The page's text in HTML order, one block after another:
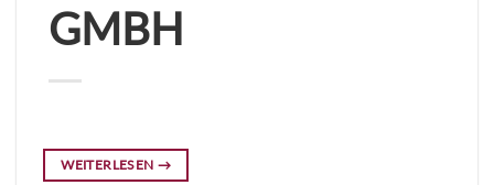
GMBH
WEITERLESEN →